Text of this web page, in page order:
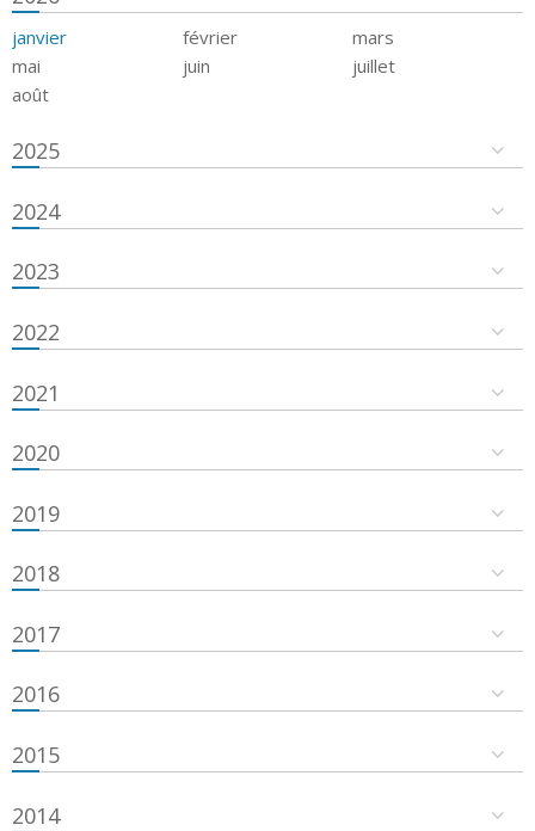
janvier février
mars
mai
juin
juillet
août
2025
2024
2023
2022
2021
2020
2019
2018
2017
2016
2015
2014